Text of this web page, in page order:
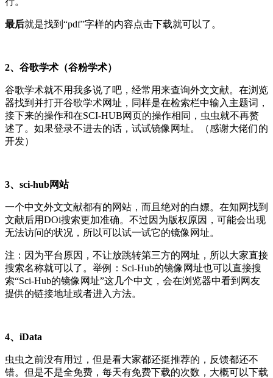
最后就是找到“pdf”字样的内容点击下载就可以了。
2、谷歌学术（谷粉学术）
谷歌学术就不用我多说了吧，经常用来查询外文文献。在浏览
器找到并打开谷歌学术网址，同样是在检索栏中输入主题词，
接下来的操作和在SCI-HUB网页的操作相同，虫虫就不再赘
述了。如果登录不进去的话，试试镜像网址。（感谢大佬们的
开发）
3、sci-hub网站
一个中文外文文献都有的网站，而且绝对的白嫖。在知网找到
文献后用DOi搜索更加准确。不过因为版权原因，可能会出现
无法访问的状况，所以可以试一试它的镜像网址。
注：因为平台原因，不让放跳转第三方的网址，所以大家直接
搜索名称就可以了。举例：Sci-Hub的镜像网址也可以直接搜
索“Sci-Hub的镜像网址”这几个中文，会在浏览器中看到网友
提供的链接地址或者进入方法。
4、iData
虫虫之前没有用过，但是看大家都还挺推荐的，反馈都还不
错。但是不是全免费，每天有免费下载的次数，大概可以下载